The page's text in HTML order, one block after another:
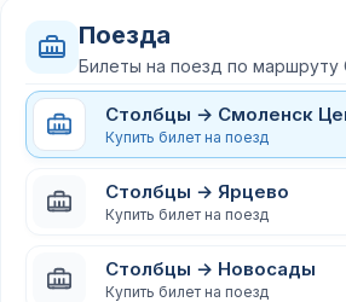
Поезда
Билеты на поезд по
Столбцы → Смоленск
Купить билет на поезд
Столбцы → Ярцево
Купить билет на поезд
Столбцы → Новосады
Купить билет на поезд